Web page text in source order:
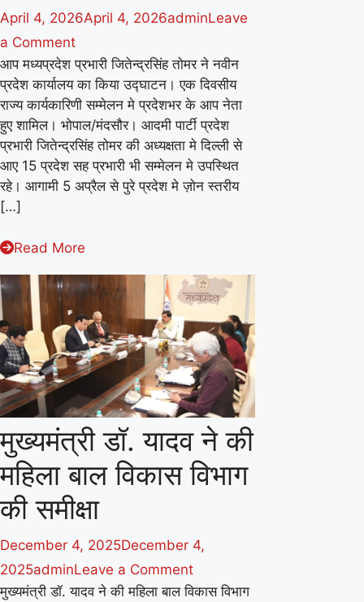
April 4, 2026April 4, 2026adminLeave
a Commenton
आप
मध्यप्रदेश
प्रभारी
जितेन्द्रसिंह
तोमर
ने
का
किया
उद्घाटन।
आप मध्यप्रदेश प्रभारी जितेन्द्रसिंह तोमर ने नवीन
प्रदेश कार्यालय का किया उद्घाटन। एक दिवसीय
राज्य कार्यकारिणी सम्मेलन मे प्रदेशभर के आप नेता
हुए शामिल। भोपाल/मंदसौर। आदमी पार्टी प्रदेश
प्रभारी जितेन्द्रसिंह तोमर की अध्यक्षता मे दिल्ली से
आए 15 प्रदेश सह प्रभारी भी सम्मेलन मे उपस्थित
रहे। आगामी 5 अप्रैल से पुरे प्रदेश मे ज़ोन स्तरीय
[…]
Read More
मुख्यमंत्री डॉ. यादव ने की
महिला बाल विकास विभाग
की समीक्षा
December 4, 2025December 4,
2025adminLeave a Commenton
मुख्यमंत्री
मुख्यमंत्री डॉ. यादव ने की महिला बाल विकास विभाग